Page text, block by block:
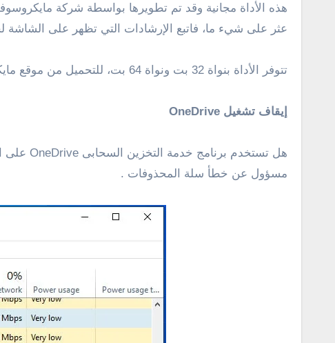
هذه الأداة مجانية وقد تم تطويرها بواسطة شركة
عثر على شيء ما، فاتبع الإرشادات التي تظهر على
تتوفر الأداة بنواة 32 بت ونواة 64 بت، للتحميل من موقع مايكروسوفت الرسمى من
إيقاف تشغيل OneDrive
مسؤول عن خطأ سلة المحذوفات .